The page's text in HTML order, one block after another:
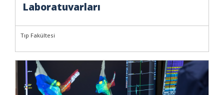
Laboratuvarları
Tıp Fakültesi